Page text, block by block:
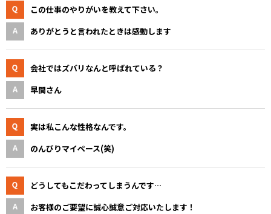
この仕事のやりがいを教えて下さい。
ありがとうと言われたときは感動します
会社ではズバリなんと呼ばれている？
早間さん
実は私こんな性格なんです。
のんびりマイペース(笑)
どうしてもこだわってしまうんです…
お客様のご要望に誠心誠意ご対応いたします！